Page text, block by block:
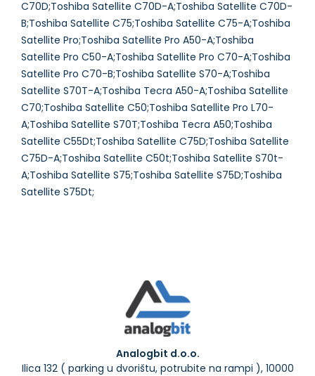
C70D;Toshiba Satellite C70D-A;Toshiba Satellite C70D-
B;Toshiba Satellite C75;Toshiba Satellite C75-A;Toshiba
Satellite Pro;Toshiba Satellite Pro A50-A;Toshiba
Satellite Pro C50-A;Toshiba Satellite Pro C70-A;Toshiba
Satellite Pro C70-B;Toshiba Satellite S70-A;Toshiba
Satellite S70T-A;Toshiba Tecra A50-A;Toshiba Satellite
C70;Toshiba Satellite C50;Toshiba Satellite Pro L70-
A;Toshiba Satellite S70T;Toshiba Tecra A50;Toshiba
Satellite C55Dt;Toshiba Satellite C75D;Toshiba Satellite
C75D-A;Toshiba Satellite C50t;Toshiba Satellite S70t-
A;Toshiba Satellite S75;Toshiba Satellite S75D;Toshiba
Analogbit d.o.o.
Ilica 132 ( parking u dvorištu, potrubite na rampi ), 10000